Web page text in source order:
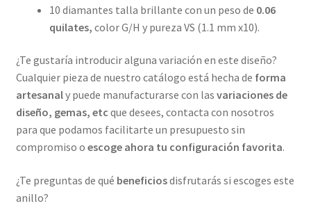
10 diamantes talla brillante con un peso de 0.06
quilates, color G/H y pureza VS (1.1 mm x10).
¿Te gustaría introducir alguna variación en este diseño?
Cualquier pieza de nuestro catálogo está hecha de forma
artesanaly puede manufacturarse con las variaciones de
diseño, gemas, etc que desees, contacta con nosotros
para que podamos facilitarte un presupuesto sin
compromiso o escoge ahora tu configuración favorita.
¿Te preguntas de qué beneficiosdisfrutarás si escoges este
anillo?